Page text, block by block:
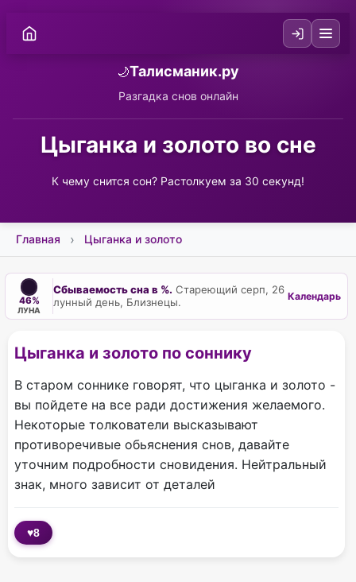
🌙Талисманик.ру
Разгадка снов онлайн
Цыганка и золото во сне
К чему снится сон? Растолкуем за 30 секунд!
Главная Цыганка и золото
46%
ЛУНА
Сбываемость сна в %. Стареющий серп, 26
лунный день, Близнецы.
Календарь
Цыганка и золото по соннику
В старом соннике говорят, что цыганка и золото -
вы пойдете на все ради достижения желаемого.
Некоторые толкователи высказывают
противоречивые обьяснения снов, давайте
уточним подробности сновидения. Нейтральный
знак, много зависит от деталей
♥8